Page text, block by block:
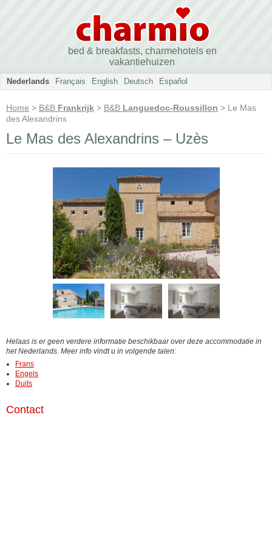
bed & breakfasts, charmehotels en
vakantiehuizen
Nederlands Français English Deutsch Español
Home > B&B Frankrijk > B&B Languedoc-Roussillon > Le Mas
des Alexandrins
Le Mas des Alexandrins – Uzès
Helaas is er geen verdere informatie beschikbaar over deze accommodatie in
het Nederlands. Meer info vindt u in volgende talen:
Frans
Engels
Duits
Contact